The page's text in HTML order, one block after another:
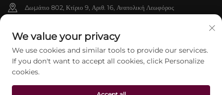
Δωμάτιο 802, Κτίριο 9, Αριθ. 16, Ανατολική Λεωφόρος
+86-13911459627
[email protected]
We value your privacy
We use cookies and similar tools to provide our services.
If you don't want to accept all cookies, click Personalize
cookies.